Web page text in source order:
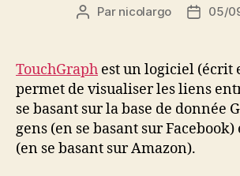
Auteur
Par nicolargo
Date05/
TouchGraph est un logiciel (écrit
permet de visualiser les liens
se basant sur la base de donnée
gens (en se basant sur
(en se basant sur Amazon).